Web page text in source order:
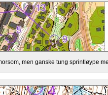
men ganske tung sprintløype